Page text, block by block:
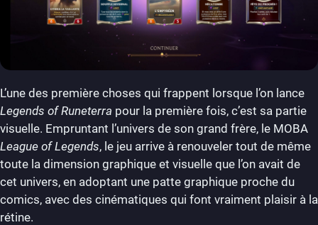
L’une des première choses qui frappent lorsque l’on lance
Legends of Runeterra pour la première fois, c’est sa partie
visuelle. Empruntant l’univers de son grand frère, le MOBA
League of Legends, le jeu arrive à renouveler tout de même
toute la dimension graphique et visuelle que l’on avait de
cet univers, en adoptant une patte graphique proche du
comics, avec des cinématiques qui font vraiment plaisir à la
rétine.